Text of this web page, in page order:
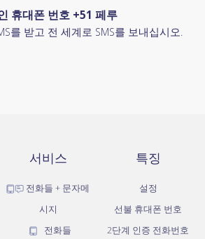
휴대폰 번호 +51 페루
를 받고 전 세계로 SMS를 보내십시오.
서비스
전화들 + 문자메
시지
전화들
특징
설정
선불 휴대폰 번호
2단계 인증 전화번호